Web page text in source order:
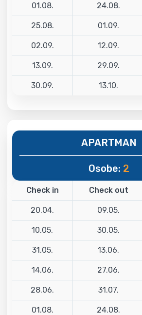
01.08. 24.08.
25.08. 01.09.
02.09. 12.09.
13.09. 29.09.
30.09. 13.10.
APARTMAN
Osobe: 2
Check in Check out
20.04. 09.05.
10.05. 30.05.
31.05. 13.06.
14.06. 27.06.
28.06. 31.07.
01.08. 24.08.